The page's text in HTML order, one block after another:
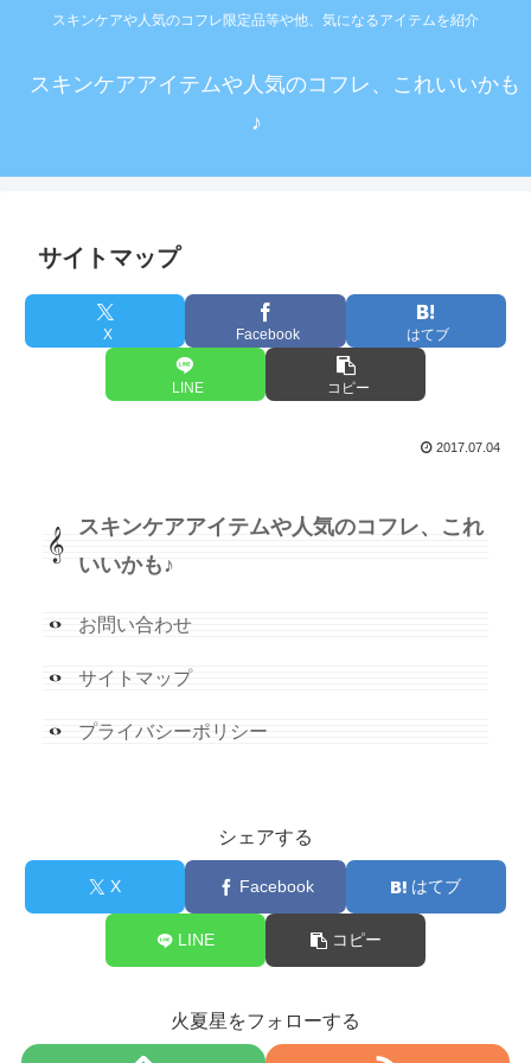
スキンケアや人気のコフレ限定品等や他、気になるアイテムを紹介
スキンケアアイテムや人気のコフレ、これいいかも
♪
サイトマップ
X Facebook はてブ
LINE コピー
2017.07.04
スキンケアアイテムや人気のコフレ、これ
いいかも♪
お問い合わせ
サイトマップ
プライバシーポリシー
シェアする
X Facebook はてブ
LINE コピー
火夏星をフォローする